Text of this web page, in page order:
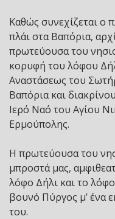
Καθώς συνεχίζεται ο
πλάι στα Βαπόρια,
πρωτεύουσα του
κορυφή του λόφου
Αναστάσεως του
Βαπόρια και
Ιερό Ναό του Αγίου
Ερμούπολης.
Η πρωτεύουσα του
μπροστά μας,
λόφο Δήλι και το
βουνό Πύργος μ’ ένα
του.